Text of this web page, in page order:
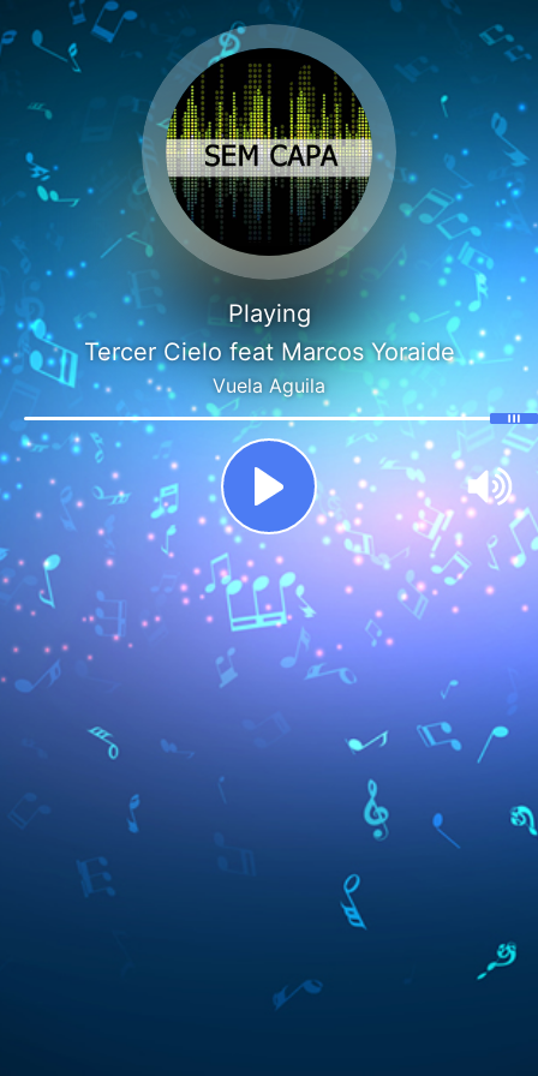
Playing
Tercer Cielo feat Marcos Yoraide
Vuela Aguila